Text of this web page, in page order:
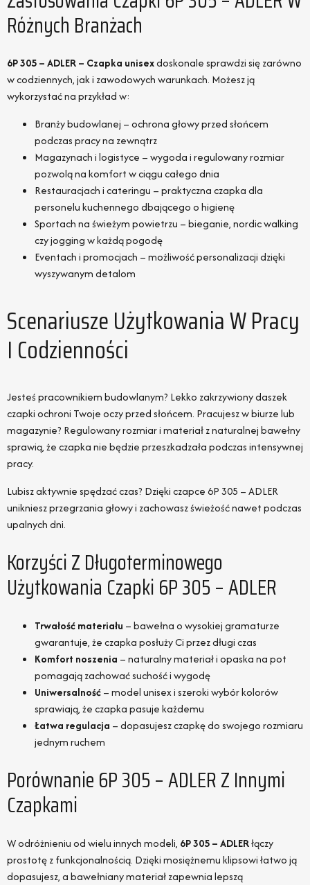
Różnych Branżach
6P 305 – ADLER – Czapka unisexdoskonale sprawdzi się zarówno
w codziennych, jak i zawodowych warunkach. Możesz ją
wykorzystać na przykład w:
Branży budowlanej – ochrona głowy przed słońcem
podczas pracy na zewnątrz
Magazynach i logistyce – wygoda i regulowany rozmiar
pozwolą na komfort w ciągu całego dnia
Restauracjach i cateringu – praktyczna czapka dla
personelu kuchennego dbającego o higienę
Sportach na świeżym powietrzu – bieganie, nordic walking
czy jogging w każdą pogodę
Eventach i promocjach – możliwość personalizacji dzięki
wyszywanym detalom
Scenariusze Użytkowania W Pracy
I Codzienności
Jesteś pracownikiem budowlanym? Lekko zakrzywiony daszek
czapki ochroni Twoje oczy przed słońcem. Pracujesz w biurze lub
magazynie? Regulowany rozmiar i materiał z naturalnej bawełny
sprawią, że czapka nie będzie przeszkadzała podczas intensywnej
pracy.
Lubisz aktywnie spędzać czas? Dzięki czapce 6P 305 – ADLER
unikniesz przegrzania głowy i zachowasz świeżość nawet podczas
upalnych dni.
Korzyści Z Długoterminowego
Użytkowania Czapki 6P 305 – ADLER
Trwałość materiału – bawełna o wysokiej gramaturze
gwarantuje, że czapka posłuży Ci przez długi czas
Komfort noszenia – naturalny materiał i opaska na pot
pomagają zachować suchość i wygodę
Uniwersalność– model unisex i szeroki wybór kolorów
sprawiają, że czapka pasuje każdemu
Łatwa regulacja – dopasujesz czapkę do swojego rozmiaru
jednym ruchem
Porównanie 6P 305 – ADLER Z Innymi
Czapkami
W odróżnieniu od wielu innych modeli, 6P 305 – ADLERłączy
prostotę z funkcjonalnością. Dzięki mosiężnemu klipsowi łatwo ją
dopasujesz, a bawełniany materiał zapewnia lepszą